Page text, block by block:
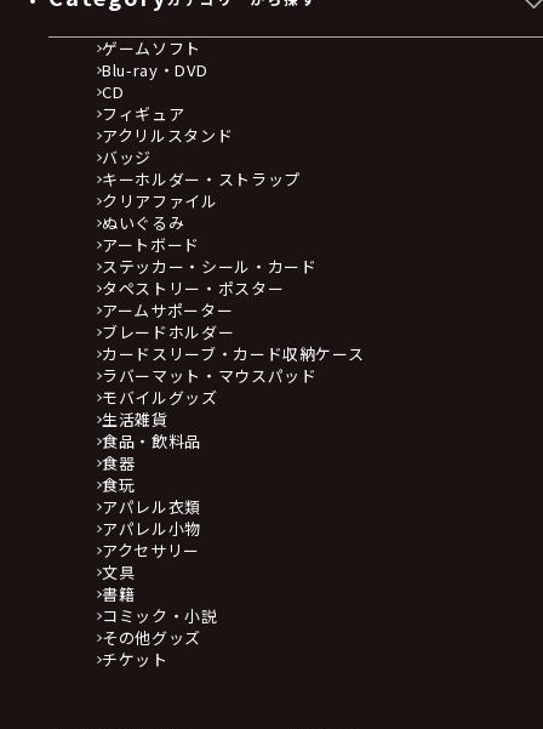
ゲームソフト
Blu-ray・DVD
CD
フィギュア
アクリルスタンド
バッジ
キーホルダー・ストラップ
クリアファイル
ぬいぐるみ
アートボード
ステッカー・シール・カード
タペストリー・ポスター
アームサポーター
ブレードホルダー
カードスリーブ・カード収納ケース
ラバーマット・マウスパッド
モバイルグッズ
生活雑貨
食品・飲料品
食器
食玩
アパレル衣類
アパレル小物
アクセサリー
文具
書籍
コミック・小説
その他グッズ
チケット